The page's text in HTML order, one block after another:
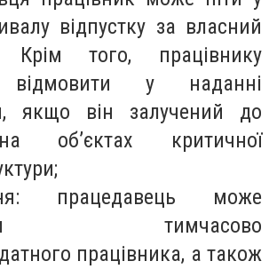
відпустку за власний
Крім того, працівнику
відмовити у наданні
якщо він залучений до
об’єктах критичної
працедавець може
тимчасово
працівника, а також